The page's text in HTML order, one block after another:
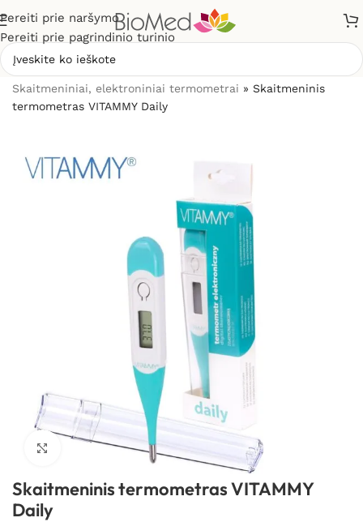
Pereiti prie naršymo
Pereiti prie pagrindinio turinio
Skaitmeniniai, elektroniniai termometrai » Skaitmeninis
termometras VITAMMY Daily
Spustelėkite, kad padidintumėte
Skaitmeninis termometras VITAMMY
Daily